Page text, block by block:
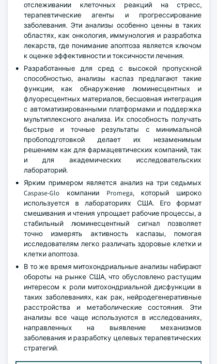
отслеживании клеточных реакций на стресс,
терапевтические агенты и прогрессирование
заболевания. Эти анализы особенно ценны в таких
областях, как онкология, иммунология и разработка
лекарств, где понимание апоптоза является ключом
к оценке эффективности и токсичности лечения.
Разработанные для сред с высокой пропускной
способностью, анализы каспаз предлагают такие
функции, как обнаружение люминесцентных и
флуоресцентных материалов, бесшовная интеграция
с автоматизированными платформами и поддержка
мультиплексного анализа. Их способность получать
быстрые и точные результаты с минимальной
пробоподготовкой делает их незаменимым
решением как для фармацевтических компаний, так
и для академических исследовательских
лабораторий.
Ярким примером является анализ на три седьмых
Caspase-Glo компании Promega, который широко
используется в лабораториях США. Его формат
смешивания и чтения упрощает рабочие процессы, а
стабильный люминесцентный сигнал позволяет
точно измерять активность каспазы, помогая
исследователям легко различать здоровые клетки и
клетки апоптоза.
В то же время митохондриальные анализы набирают
обороты на рынке США, что обусловлено растущим
интересом к роли митохондриальной дисфункции в
таких заболеваниях, как рак, нейродегенеративные
расстройства и метаболические состояния. Эти
анализы все чаще используются в исследованиях,
направленных на выявление механизмов
заболевания и разработку целевых терапевтических
стратегий.